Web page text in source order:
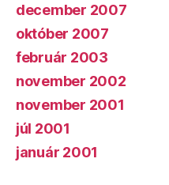
december 2007
október 2007
február 2003
november 2002
november 2001
júl 2001
január 2001